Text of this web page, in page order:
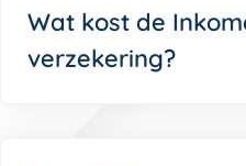
Wat kost de
verzekering?